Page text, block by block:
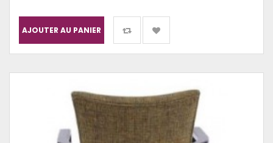
AJOUTER AU PANIER